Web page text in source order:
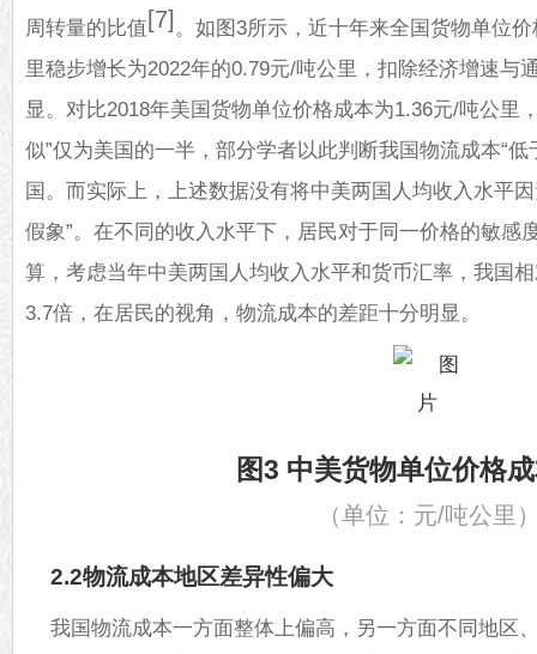
周转量的比值 [7] 。如图3所示，近十年来全国货物单位
里稳步增长为2022年的0.79元/吨公里，扣除经济增速与
显。对比2018年美国货物单位价格成本为1.36元/吨公里
似”仅为美国的一半，部分学者以此判断我国物流成本“低
国。而实际上，上述数据没有将中美两国人均收入水平
假象”。在不同的收入水平下，居民对于同一价格的敏感
算，考虑当年中美两国人均收入水平和货币汇率，我国
3.7倍，在居民的视角，物流成本的差距十分明显。
图3 中美货物单位价格
（单位：元/吨公里
2.2物流成本地区差异性偏大
我国物流成本一方面整体上偏高，另一方面不同地区